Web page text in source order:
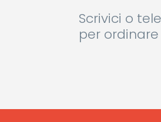
Scrivici o
per